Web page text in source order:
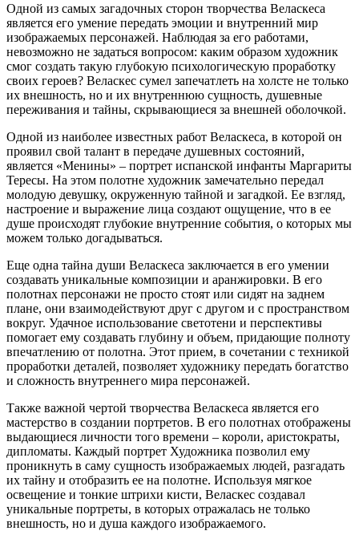
Одной из самых загадочных сторон творчества Веласкеса
является его умение передать эмоции и внутренний мир
изображаемых персонажей. Наблюдая за его работами,
невозможно не задаться вопросом: каким образом художник
смог создать такую глубокую психологическую проработку
своих героев? Веласкес сумел запечатлеть на холсте не только
их внешность, но и их внутреннюю сущность, душевные
переживания и тайны, скрывающиеся за внешней оболочкой.
Одной из наиболее известных работ Веласкеса, в которой он
проявил свой талант в передаче душевных состояний,
является «Менины» – портрет испанской инфанты Маргариты
Тересы. На этом полотне художник замечательно передал
молодую девушку, окруженную тайной и загадкой. Ее взгляд,
настроение и выражение лица создают ощущение, что в ее
душе происходят глубокие внутренние события, о которых мы
можем только догадываться.
Еще одна тайна души Веласкеса заключается в его умении
создавать уникальные композиции и аранжировки. В его
полотнах персонажи не просто стоят или сидят на заднем
плане, они взаимодействуют друг с другом и с пространством
вокруг. Удачное использование светотени и перспективы
помогает ему создавать глубину и объем, придающие полноту
впечатлению от полотна. Этот прием, в сочетании с техникой
проработки деталей, позволяет художнику передать богатство
и сложность внутреннего мира персонажей.
Также важной чертой творчества Веласкеса является его
мастерство в создании портретов. В его полотнах отображены
выдающиеся личности того времени – короли, аристократы,
дипломаты. Каждый портрет Художника позволил ему
проникнуть в саму сущность изображаемых людей, разгадать
их тайну и отобразить ее на полотне. Используя мягкое
освещение и тонкие штрихи кисти, Веласкес создавал
уникальные портреты, в которых отражалась не только
внешность, но и душа каждого изображаемого.